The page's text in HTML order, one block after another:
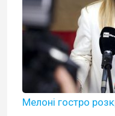
Мелоні гостро